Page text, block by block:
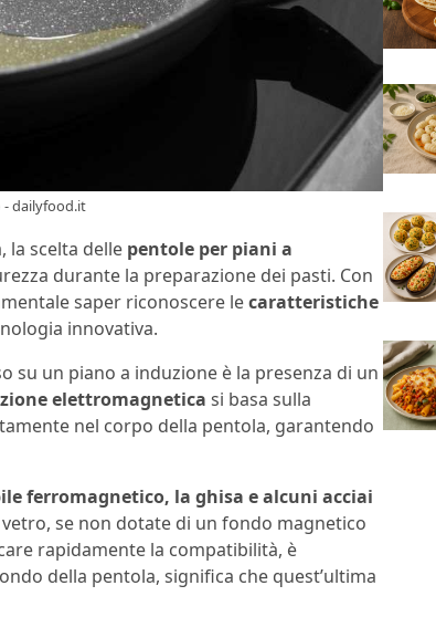
- dailyfood.it
la scelta delle pentole per piani a
durante la preparazione dei pasti. Con
saper riconoscere lecaratteristiche
innovativa.
su un piano a induzione è la presenza di un
elettromagnetica si basa sulla
nel corpo della pentola, garantendo
ferromagnetico, la ghisa e alcuni acciai
se non dotate di un fondo magnetico
rapidamente la compatibilità, è
della pentola, significa che quest’ultima